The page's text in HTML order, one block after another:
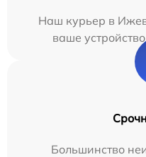
Наш курьер в
ваше
Большинство